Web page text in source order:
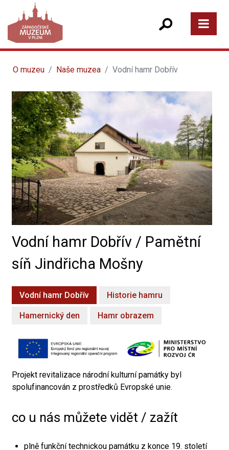
O muzeu Naše muzea Vodní hamr Dobřív
Vodní hamr Dobřív / Pamětní
síň Jindřicha Mošny
Vodní hamr Dobřív Historie hamru
Hamernický den Hamr obrazem
Projekt revitalizace národní kulturní památky byl
spolufinancován z prostředků Evropské unie.
co u nás můžete vidět / zažít
plně funkční technickou památku z konce 19. století